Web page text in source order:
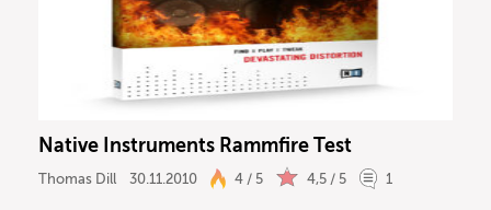
Native Instruments Rammfire Test
Thomas Dill 30.11.2010 4 / 5 4,5 / 5 1